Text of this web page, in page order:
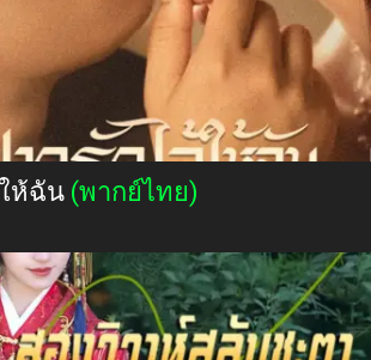
ห้ฉัน (พากย์ไทย)